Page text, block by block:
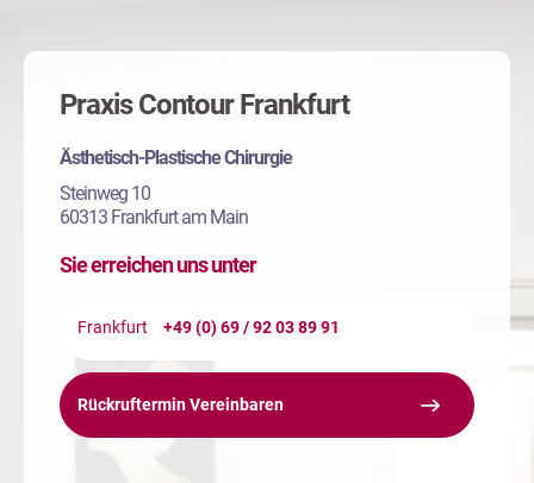
Praxis Contour Frankfurt
Ästhetisch-Plastische Chirurgie
Steinweg 10
60313 Frankfurt am Main
Sie erreichen uns unter
Frankfurt +49 (0) 69 / 92 03 89 91
Rückruftermin Vereinbaren